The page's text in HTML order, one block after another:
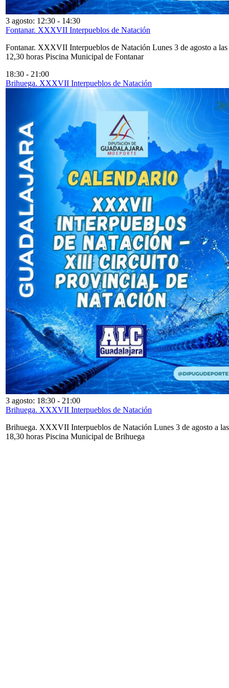
3 agosto: 12:30 - 14:30
Fontanar. XXXVII Interpueblos de Natación
Fontanar. XXXVII Interpueblos de Natación Lunes 3 de agosto a las
12,30 horas Piscina Municipal de Fontanar
18:30 - 21:00
Brihuega. XXXVII Interpueblos de Natación
3 agosto: 18:30 - 21:00
Brihuega. XXXVII Interpueblos de Natación
Brihuega. XXXVII Interpueblos de Natación Lunes 3 de agosto a las
18,30 horas Piscina Municipal de Brihuega